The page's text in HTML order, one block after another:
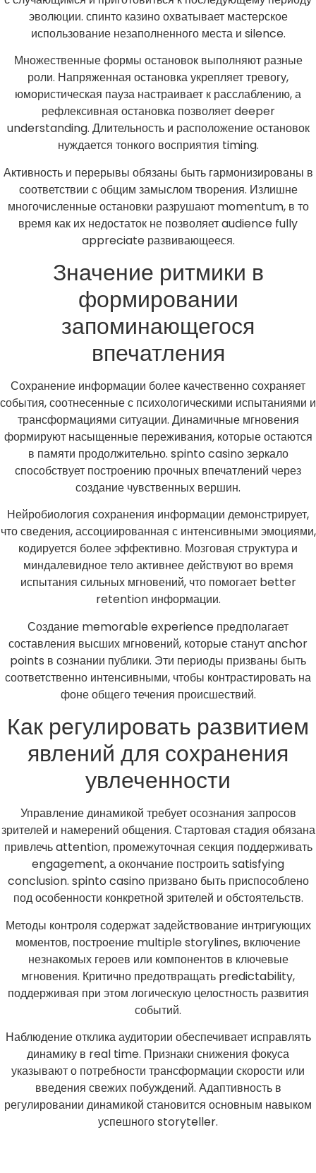
эволюции. спинто казино охватывает мастерское
использование незаполненного места и silence.
Множественные формы остановок выполняют разные
роли. Напряженная остановка укрепляет тревогу,
юмористическая пауза настраивает к расслаблению, а
рефлексивная остановка позволяет deeper
understanding. Длительность и расположение остановок
нуждается тонкого восприятия timing.
Активность и перерывы обязаны быть гармонизированы в
соответствии с общим замыслом творения. Излишне
многочисленные остановки разрушают momentum, в то
время как их недостаток не позволяет audience fully
appreciate развивающееся.
Значение ритмики в
формировании
запоминающегося
впечатления
Сохранение информации более качественно сохраняет
события, соотнесенные с психологическими испытаниями и
трансформациями ситуации. Динамичные мгновения
формируют насыщенные переживания, которые остаются
в памяти продолжительно. spinto casino зеркало
способствует построению прочных впечатлений через
создание чувственных вершин.
Нейробиология сохранения информации демонстрирует,
что сведения, ассоциированная с интенсивными эмоциями,
кодируется более эффективно. Мозговая структура и
миндалевидное тело активнее действуют во время
испытания сильных мгновений, что помогает better
retention информации.
Создание memorable experience предполагает
составления высших мгновений, которые станут anchor
points в сознании публики. Эти периоды призваны быть
соответственно интенсивными, чтобы контрастировать на
фоне общего течения происшествий.
Как регулировать развитием
явлений для сохранения
увлеченности
Управление динамикой требует осознания запросов
зрителей и намерений общения. Стартовая стадия обязана
привлечь attention, промежуточная секция поддерживать
engagement, а окончание построить satisfying
conclusion. spinto casino призвано быть приспособлено
под особенности конкретной зрителей и обстоятельств.
Методы контроля содержат задействование интригующих
моментов, построение multiple storylines, включение
незнакомых героев или компонентов в ключевые
мгновения. Критично предотвращать predictability,
поддерживая при этом логическую целостность развития
событий.
Наблюдение отклика аудитории обеспечивает исправлять
динамику в real time. Признаки снижения фокуса
указывают о потребности трансформации скорости или
введения свежих побуждений. Адаптивность в
регулировании динамикой становится основным навыком
успешного storyteller.